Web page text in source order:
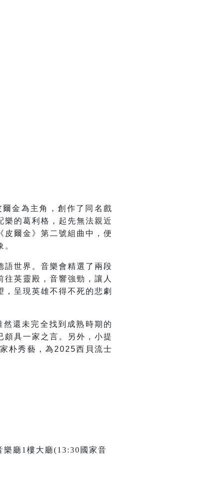
金為主角，創作了同名戲
樂的葛利格，起先無法親近
爾金》第二號組曲中，便
語世界。音樂會精選了兩段
英靈殿，音響強勁，讓人
呈現英雄不得不死的悲劇
還未完全找到成熟時期的
具一家之言。另外，小提
朴秀藝，為2025西貝流士
廳1樓大廳(13:30國家音